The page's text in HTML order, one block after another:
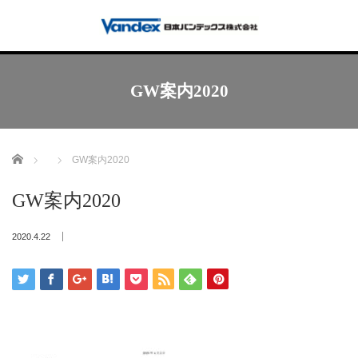
GW案内2020
Home GW案内2020
GW案内2020
2020.4.22